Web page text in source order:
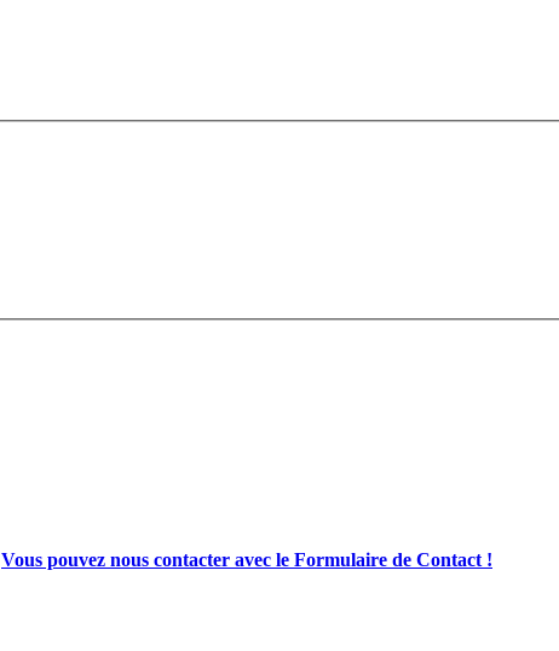
Vous pouvez nous contacter avec le Formulaire de Contact !